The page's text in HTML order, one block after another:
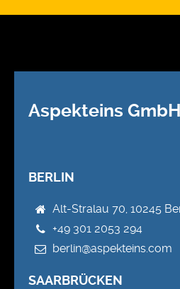
Aspekteins GmbH
BERLIN
Alt-Stralau 70, 10245
+49 301 2053 294
berlin@aspekteins.com
SAARBRÜCKEN